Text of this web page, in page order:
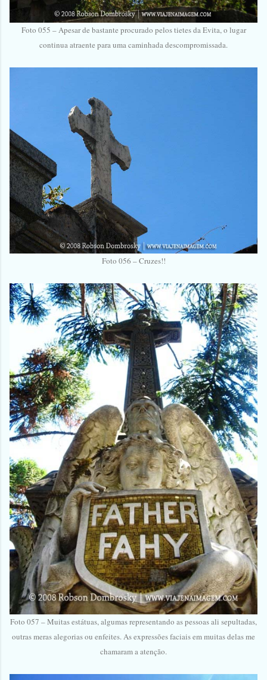
Foto 055 – Apesar de bastante procurado pelos tietes da Evita, o lugar
continua atraente para uma caminhada descompromissada.
Foto 056 – Cruzes!!
Foto 057 – Muitas estátuas, algumas representando as pessoas ali sepultadas,
outras meras alegorias ou enfeites. As expressões faciais em muitas delas me
chamaram a atenção.